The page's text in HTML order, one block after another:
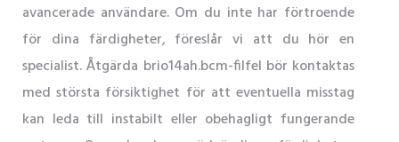
avancerade användare. Om du inte har förtroende
för dina färdigheter, föreslår vi att du hör en
specialist. Åtgärda brio14ah.bcm-filfel bör kontaktas
med största försiktighet för att eventuella misstag
kan leda till instabilt eller obehagligt fungerande